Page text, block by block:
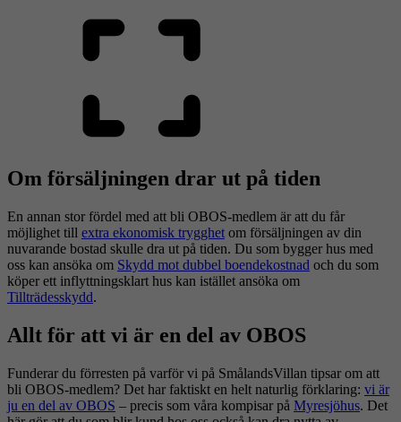
Om försäljningen drar ut på tiden
En annan stor fördel med att bli OBOS-medlem är att du får
möjlighet till extra ekonomisk trygghet om försäljningen av din
nuvarande bostad skulle dra ut på tiden. Du som bygger hus med
oss kan ansöka om Skydd mot dubbel boendekostnad och du som
köper ett inflyttningsklart hus kan istället ansöka om
Tillträdesskydd.
Allt för att vi är en del av OBOS
Funderar du förresten på varför vi på SmålandsVillan tipsar om att
bli OBOS-medlem? Det har faktiskt en helt naturlig förklaring: vi är
ju en del av OBOS – precis som våra kompisar på Myresjöhus. Det